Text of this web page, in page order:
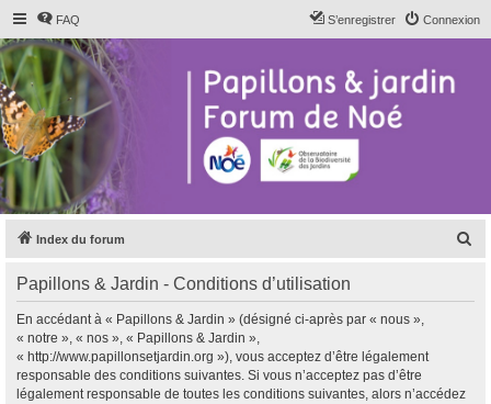
FAQ Connexion
S’enregistrer
Index du forum
Papillons & Jardin - Conditions d’utilisation
En accédant à « Papillons & Jardin » (désigné ci-après par « nous »,
« notre », « nos », « Papillons & Jardin »,
« http://www.papillonsetjardin.org »), vous acceptez d’être légalement
responsable des conditions suivantes. Si vous n’acceptez pas d’être
légalement responsable de toutes les conditions suivantes, alors n’accédez